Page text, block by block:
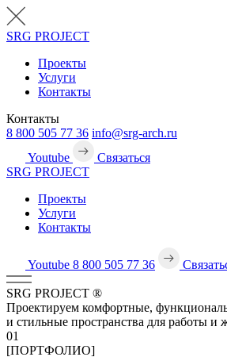
SRG PROJECT
Проекты
Услуги
Контакты
Контакты
8 800 505 77 36 info@srg-arch.ru
Youtube
Связаться
SRG PROJECT
Проекты
Услуги
Контакты
Youtube 8 800 505 77 36
SRG PROJECT ®
Проектируем комфортные,
и стильные пространства для работы и
01
[ПОРТФОЛИО]